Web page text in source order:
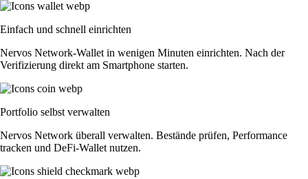
Einfach und schnell einrichten
Nervos Network-Wallet in wenigen Minuten einrichten. Nach der
Verifizierung direkt am Smartphone starten.
Portfolio selbst verwalten
Nervos Network überall verwalten. Bestände prüfen, Performance
tracken und DeFi-Wallet nutzen.